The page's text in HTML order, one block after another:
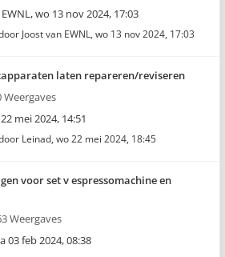
,wo 13 nov 2024, 17:03
Joost van EWNL, wo 13 nov 2024, 17:03
laten repareren/reviseren
Weergaves
mei 2024, 14:51
Leinad, wo 22 mei 2024, 18:45
voor set v espressomachine en
Weergaves
03 feb 2024, 08:38